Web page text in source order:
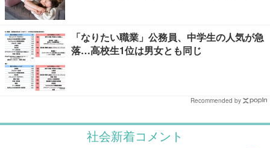
「なりたい職業」公務員、中学生の人気が急
落…高校生1位は男女とも同じ
Recommended by